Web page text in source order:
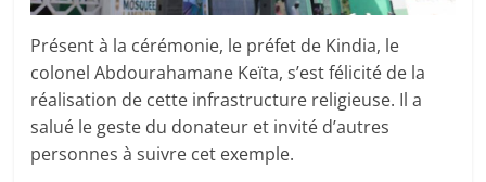
Présent à la cérémonie, le préfet de Kindia, le
colonel Abdourahamane Keïta, s’est félicité de la
réalisation de cette infrastructure religieuse. Il a
salué le geste du donateur et invité d’autres
personnes à suivre cet exemple.